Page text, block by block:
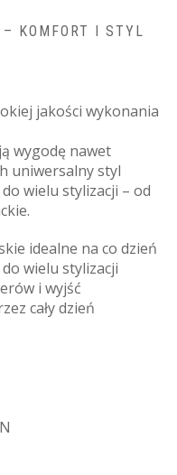
KOMFORT I STYL
jakości wykonania
wygodę nawet
uniwersalny styl
wielu stylizacji – od
idealne na co dzień
wielu stylizacji
i wyjść
cały dzień